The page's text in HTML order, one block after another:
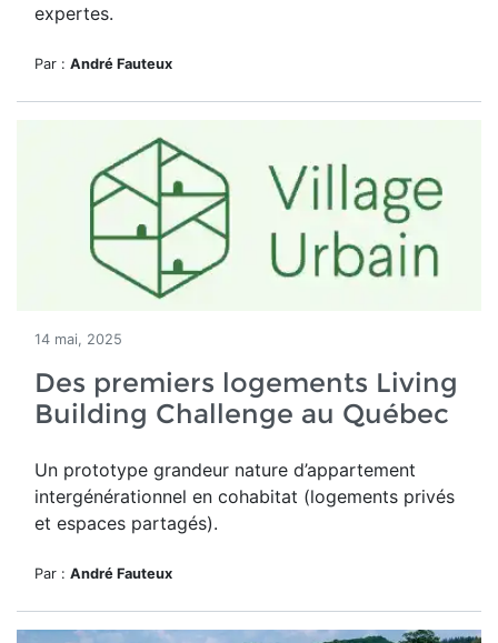
expertes.
Par : André Fauteux
14 mai, 2025
Des premiers logements Living
Building Challenge au Québec
Un prototype grandeur nature d’appartement
intergénérationnel en cohabitat (logements privés
et espaces partagés).
Par : André Fauteux